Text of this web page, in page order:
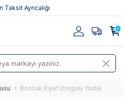
Taksit Ayrıcalığı
0
Boncuk Elyaf Dolgulu Yastık